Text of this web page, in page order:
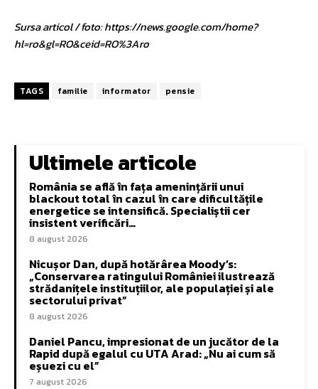
Sursa articol / foto: https://news.google.com/home?
hl=ro&gl=RO&ceid=RO%3Aro
TAGS familie informator pensie
Ultimele articole
România se află în fața amenințării unui
blackout total în cazul în care dificultățile
energetice se intensifică. Specialiștii cer
insistent verificări…
8 august 2026
Nicușor Dan, după hotărârea Moody’s:
„Conservarea ratingului României ilustrează
strădanițele instituțiilor, ale populației și ale
sectorului privat”
8 august 2026
Daniel Pancu, impresionat de un jucător de la
Rapid după egalul cu UTA Arad: „Nu ai cum să
eșuezi cu el”
7 august 2026